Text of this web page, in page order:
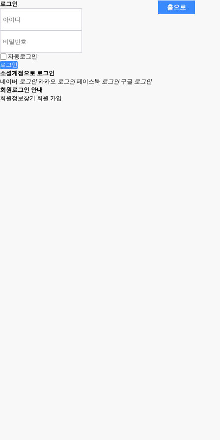
로그인
자동로그인
로그인
소셜계정으로 로그인
네이버 로그인 카카오 로그인 페이스북 로그인 구글 로그인
회원로그인 안내
회원정보찾기
회원 가입